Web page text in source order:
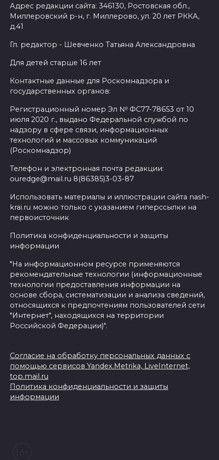
Адрес редакции сайта: 346130, Ростовская обл.,
Миллеровский р-н, г. Миллерово, ул. 20 лет РККА,
д.41
Гл. редактор - Шевченко Татьяна Александровна
Для детей старше 16 лет
Контактные данные для Роскомнадзора и
государственных органов:
Регистрационный номер Эл № ФС77-78653 от 10
июля 2020 г., выдано Федеральной службой по
надзору в сфере связи, информационных
технологий и массовых коммуникаций
(Роскомнадзор)
Телефон и электронная почта редакции:
ouredge@mail.ru 8(86385)3-03-87
Использовать материалы и иллюстрации сайта nash-
krai.ru можно только с указанием гиперссылки на
первоисточник
Политика конфиденциальности и защиты
информации
"На информационном ресурсе применяются
рекомендательные технологии (информационные
технологии предоставления информации на
основе сбора, систематизации и анализа сведений,
относящихся к предпочтениям пользователей сети
"Интернет", находящихся на территории
Российской Федерации)".
Согласие на обработку персональных данных с
помощью сервисов Yandex.Metrika, LiveInternet,
top.mail.ru
Политика конфиденциальности и защиты
информации